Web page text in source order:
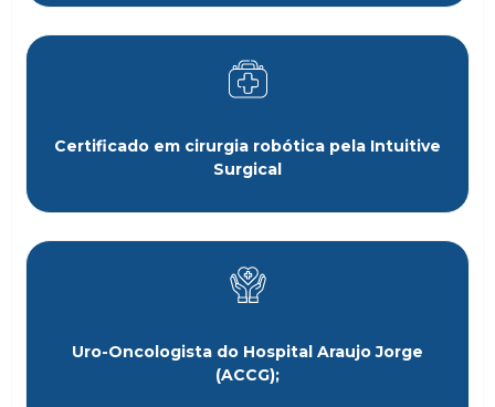
Certificado em cirurgia robótica pela Intuitive
Surgical
Uro-Oncologista do Hospital Araujo Jorge
(ACCG);